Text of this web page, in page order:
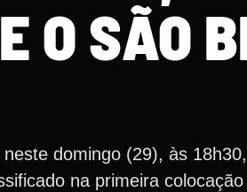
O SÃO
domingo (29), às
na primeira